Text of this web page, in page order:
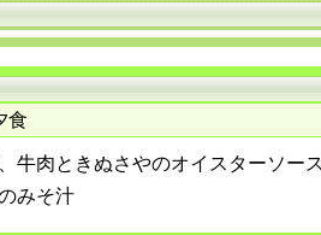
食
牛肉ときぬさやのオイスターソー
みそ汁